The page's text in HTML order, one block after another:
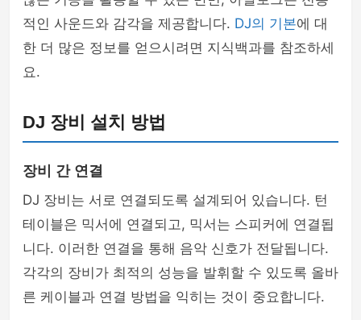
적인 사운드와 감각을 제공합니다. DJ의 기본에 대
한 더 많은 정보를 얻으시려면 지식백과를 참조하세
요.
DJ 장비 설치 방법
장비 간 연결
DJ 장비는 서로 연결되도록 설계되어 있습니다. 턴
테이블은 믹서에 연결되고, 믹서는 스피커에 연결됩
니다. 이러한 연결을 통해 음악 신호가 전달됩니다.
각각의 장비가 최적의 성능을 발휘할 수 있도록 올바
른 케이블과 연결 방법을 익히는 것이 중요합니다.